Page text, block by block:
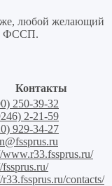
любой желающий
ФССП.
Контакты
250-39-32
2-21-59
929-34-27
www.r33.fssprus.ru/
contacts/